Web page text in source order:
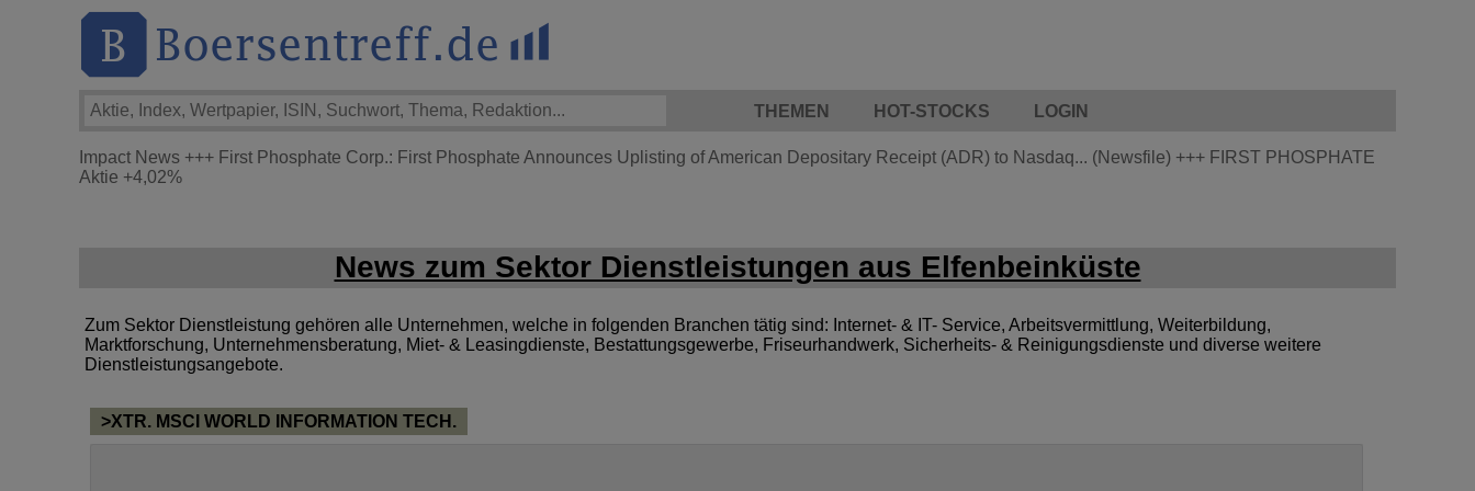
THEMEN HOT-STOCKS LOGIN
Impact News +++ First Phosphate Corp.: First Phosphate Announces Uplisting of American Depositary Receipt (ADR) to Nasdaq... (Newsfile) +++ FIRST PHOSPHATE
Aktie +4,02%
News zum Sektor Dienstleistungen aus Elfenbeinküste
Zum Sektor Dienstleistung gehören alle Unternehmen, welche in folgenden Branchen tätig sind: Internet- & IT- Service, Arbeitsvermittlung, Weiterbildung,
Marktforschung, Unternehmensberatung, Miet- & Leasingdienste, Bestattungsgewerbe, Friseurhandwerk, Sicherheits- & Reinigungsdienste und diverse weitere
Dienstleistungsangebote.
>XTR. MSCI WORLD INFORMATION TECH.